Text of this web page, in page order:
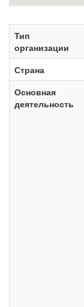
Тип
организации
Страна
Основная
деятельность